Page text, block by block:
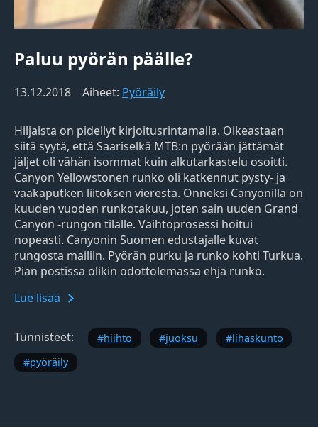
Paluu pyörän päälle?
13.12.2018 Aiheet: Pyöräily
Hiljaista on pidellyt kirjoitusrintamalla. Oikeastaan
siitä syytä, että Saariselkä MTB:n pyörään jättämät
jäljet oli vähän isommat kuin alkutarkastelu osoitti.
Canyon Yellowstonen runko oli katkennut pysty- ja
vaakaputken liitoksen vierestä. Onneksi Canyonilla on
kuuden vuoden runkotakuu, joten sain uuden Grand
Canyon -rungon tilalle. Vaihtoprosessi hoitui
nopeasti. Canyonin Suomen edustajalle kuvat
rungosta mailiin. Pyörän purku ja runko kohti Turkua.
Pian postissa olikin odottolemassa ehjä runko.
Lue lisää
Tunnisteet: hiihto juoksu
lihaskunto
pyöräily